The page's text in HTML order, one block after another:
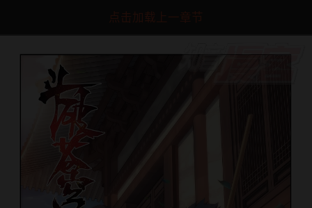
点击加载上一章节